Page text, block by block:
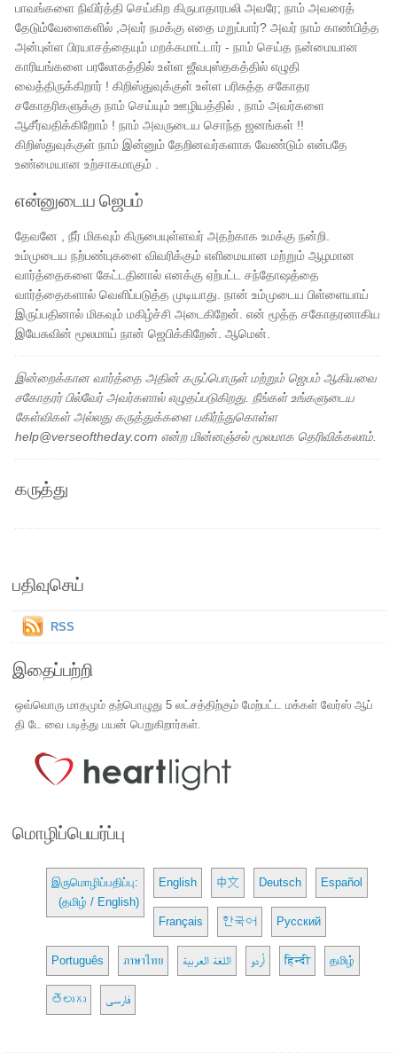
பாவங்களை நிவிர்த்தி செய்கிற கிருபாதாரபலி அவரே; நாம் அவரைத்
தேடும்வேளைகளில் ,அவர் நமக்கு எதை மறுப்பார்? அவர் நாம் காண்பித்த
அன்புள்ள பிரயாசத்தையும் மறக்கமாட்டார் - நாம் செய்த நன்மையான
காரியங்களை பரலோகத்தில் உள்ள ஜீவபுஸ்தகத்தில் எழுதி
வைத்திருக்கிறார் ! கிறிஸ்துவுக்குள் உள்ள பரிசுத்த சகோதர
சகோதரிகளுக்கு நாம் செய்யும் ஊழியத்தில் , ​​நாம் அவர்களை
ஆசீர்வதிக்கிறோம் ! நாம் அவருடைய சொந்த ஜனங்கள் !!
கிறிஸ்துவுக்குள் நாம் இன்னும் தேறினவர்களாக வேண்டும் என்பதே
உண்மையான உற்சாகமாகும் .
என்னுடைய ஜெபம்
தேவனே , நீர் மிகவும் கிருபையுள்ளவர் அதற்காக உமக்கு நன்றி.
உம்முடைய நற்பண்புகளை விவரிக்கும் எளிமையான மற்றும் ஆழமான
வார்த்தைகளை கேட்டதினால் எனக்கு ஏற்பட்ட சந்தோஷத்தை
வார்த்தைகளால் வெளிப்படுத்த முடியாது. நான் உம்முடைய பிள்ளையாய்
இருப்பதினால் மிகவும் மகிழ்ச்சி அடைகிறேன். என் மூத்த சகோதரனாகிய
இயேசுவின் மூலமாய் நான் ஜெபிக்கிறேன். ஆமென்.
இன்றைக்கான வார்த்தை அதின் கருப்பொருள் மற்றும் ஜெபம் ஆகியவை
சகோதரர் பில்வேர் அவர்களால் எழுதப்படுகிறது. நீங்கள் உங்களுடைய
கேள்விகள் அல்லது கருத்துக்களை பகிர்ந்துகொள்ள
help@verseoftheday.com என்ற மின்னஞ்சல் மூலமாக தெரிவிக்கலாம்.
கருத்து
பதிவுசெய்
RSS
இதைப்பற்றி
ஒவ்வொரு மாதமும் தற்பொழுது 5 லட்சத்திற்கும் மேற்பட்ட மக்கள் வேர்ஸ் ஆப்
தி டே வை படித்து பயன் பெறுகிறார்கள்.
மொழிப்பெயர்ப்பு
இருமொழிப்பதிப்பு:
(தமிழ் / English)
English 中文 Deutsch Español
Français 한국어 Русский
Português ภาษาไทย اللغة العربية اُردو हिन्दी தமிழ்
తెలుగు فارسی